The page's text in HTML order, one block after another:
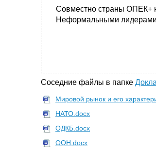
Совместно страны ОПЕК+
Неформальными лидерами
Соседние файлы в папке
Мировой рынок и его
НАТО.docx
ОДКБ.docx
ООН.docx